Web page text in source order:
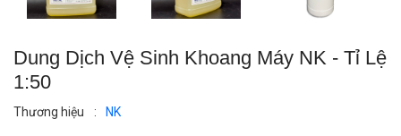
Dung Dịch Vệ Sinh Khoang Máy NK - Tỉ Lệ
1:50
Thương hiệu : NK